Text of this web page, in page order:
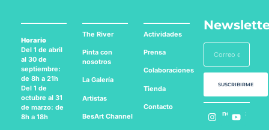
Horario
Del 1 de abril
al 30 de
septiembre:
de 8h a 21h
Del 1 de
octubre al 31
de marzo: de
8h a 18h
The River
Pinta con
nosotros
La Galería
Artistas
BesArt Channel
Actividades
Prensa
Colaboraciones
Tienda
Contacto
SUSCRIBIRME
Síguenos en: